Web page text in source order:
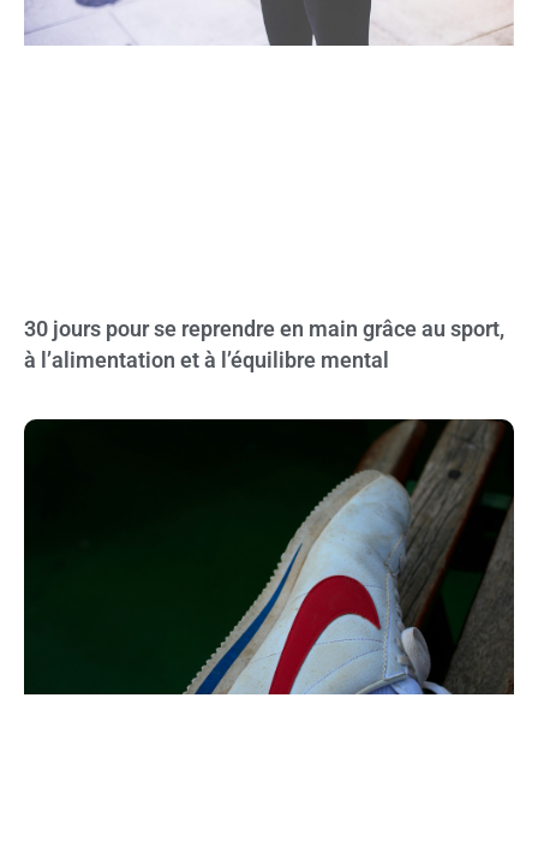
30 jours pour se reprendre en main grâce au sport,
à l’alimentation et à l’équilibre mental